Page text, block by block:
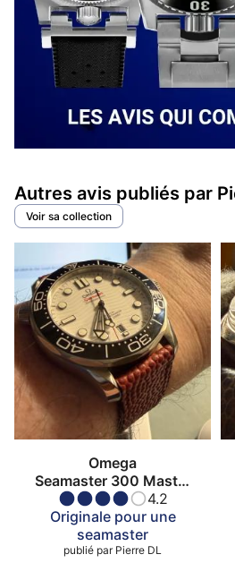
Autres avis publiés par
Voir sa collection
Omega
Seamaster 300 Master
Co-Axial 4.2
Originale pour une
seamaster
publié par Pierre DL